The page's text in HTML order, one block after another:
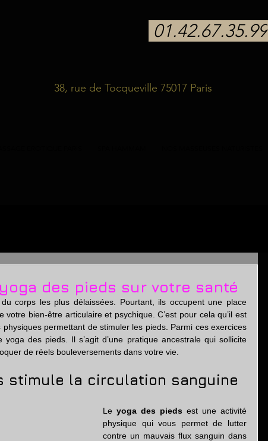
01.42.67.35.99
38, rue de Tocqueville 75017 Paris
des pieds sur votre santé
corps les plus délaissées. Pourtant, ils occupent une place
votre bien-être articulaire et psychique. C’est pour cela qu’il est
physiques permettant de stimuler les pieds. Parmi ces exercices
des pieds. Il s’agit d’une pratique ancestrale qui sollicite
de réels bouleversements dans votre vie.
stimule la circulation sanguine
Le yoga des pieds est une activité
physique qui vous permet de lutter
contre un mauvais flux sanguin dans